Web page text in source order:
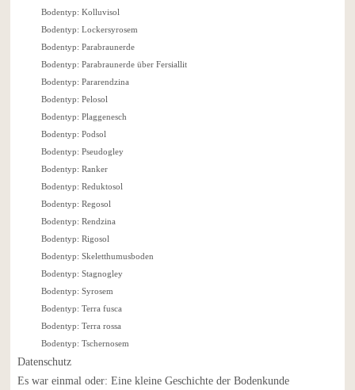
Bodentyp: Kolluvisol
Bodentyp: Lockersyrosem
Bodentyp: Parabraunerde
Bodentyp: Parabraunerde über Fersiallit
Bodentyp: Pararendzina
Bodentyp: Pelosol
Bodentyp: Plaggenesch
Bodentyp: Podsol
Bodentyp: Pseudogley
Bodentyp: Ranker
Bodentyp: Reduktosol
Bodentyp: Regosol
Bodentyp: Rendzina
Bodentyp: Rigosol
Bodentyp: Skeletthumusboden
Bodentyp: Stagnogley
Bodentyp: Syrosem
Bodentyp: Terra fusca
Bodentyp: Terra rossa
Bodentyp: Tschernosem
Datenschutz
Es war einmal oder: Eine kleine Geschichte der Bodenkunde